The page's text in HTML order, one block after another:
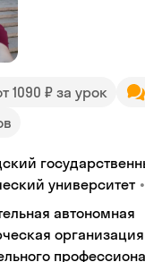
1090 ₽ за урок
университет •
автономная
организация